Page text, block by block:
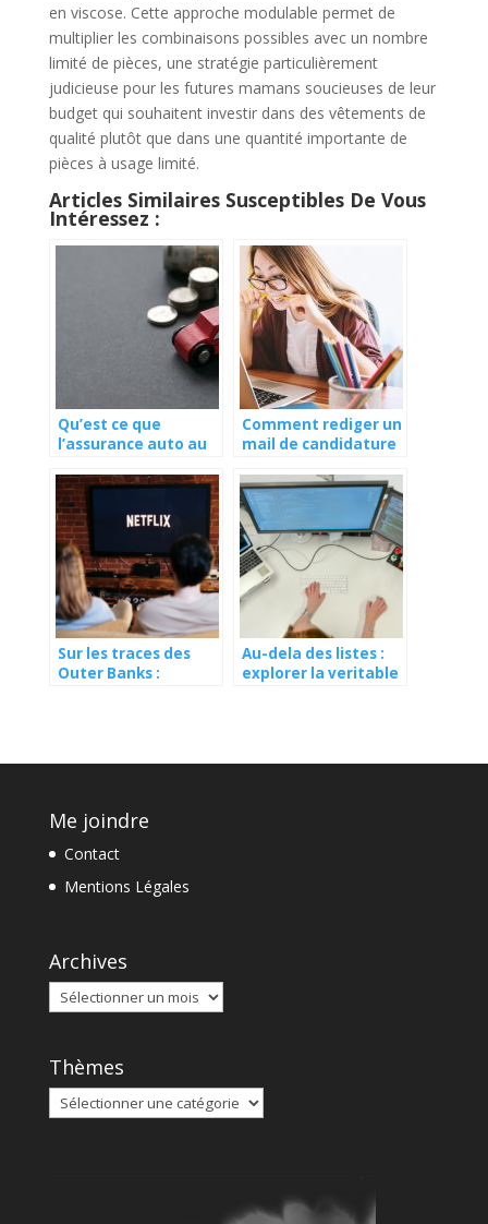
en viscose. Cette approche modulable permet de
multiplier les combinaisons possibles avec un nombre
limité de pièces, une stratégie particulièrement
judicieuse pour les futures mamans soucieuses de leur
budget qui souhaitent investir dans des vêtements de
qualité plutôt que dans une quantité importante de
pièces à usage limité.
Articles Similaires Susceptibles De Vous
Intéressez :
Qu’est ce que
l’assurance auto au
Comment rediger un
mail de candidature
Sur les traces des
Outer Banks :
Au-dela des listes :
explorer la veritable
Me joindre
Contact
Mentions Légales
Archives
Archives
Thèmes
Thèmes